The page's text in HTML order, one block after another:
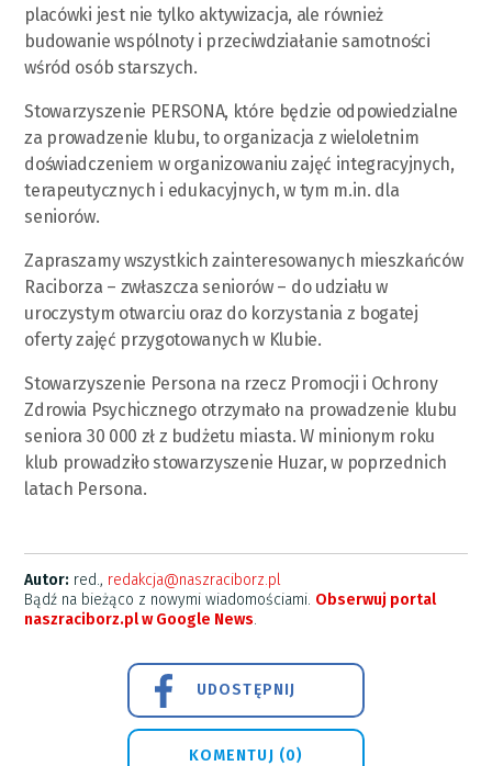
placówki jest nie tylko aktywizacja, ale również
budowanie wspólnoty i przeciwdziałanie samotności
wśród osób starszych.
Stowarzyszenie PERSONA, które będzie odpowiedzialne
za prowadzenie klubu, to organizacja z wieloletnim
doświadczeniem w organizowaniu zajęć integracyjnych,
terapeutycznych i edukacyjnych, w tym m.in. dla
seniorów.
Zapraszamy wszystkich zainteresowanych mieszkańców
Raciborza – zwłaszcza seniorów – do udziału w
uroczystym otwarciu oraz do korzystania z bogatej
oferty zajęć przygotowanych w Klubie.
Stowarzyszenie Persona na rzecz Promocji i Ochrony
Zdrowia Psychicznego otrzymało na prowadzenie klubu
seniora 30 000 zł z budżetu miasta. W minionym roku
klub prowadziło stowarzyszenie Huzar, w poprzednich
latach Persona.
Autor: red., redakcja@naszraciborz.pl
Bądź na bieżąco z nowymi wiadomościami. Obserwuj portal
naszraciborz.pl w Google News.
UDOSTĘPNIJ
KOMENTUJ (0)